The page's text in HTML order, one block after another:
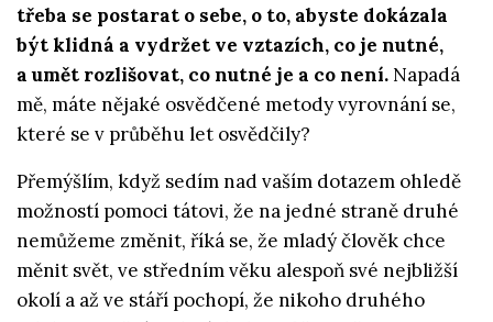
třeba se postarat o sebe, o to, abyste dokázala
být klidná a vydržet ve vztazích, co je nutné,
a umět rozlišovat, co nutné je a co není. Napadá
mě, máte nějaké osvědčené metody vyrovnání se,
které se v průběhu let osvědčily?
Přemýšlím, když sedím nad vaším dotazem ohledě
možností pomoci tátovi, že na jedné straně druhé
nemůžeme změnit, říká se, že mladý člověk chce
měnit svět, ve středním věku alespoň své nejbližší
okolí a až ve stáří pochopí, že nikoho druhého